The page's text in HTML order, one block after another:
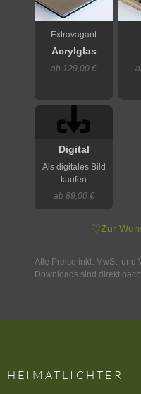
Extravagant
Acrylglas
ab 129,00 €
Digital
Als digitales Bild
kaufen
ab 89,00 €
♡Zur
Alle Preise inkl. MwSt. und
Downloads sind direkt
HEIMATLICHTER